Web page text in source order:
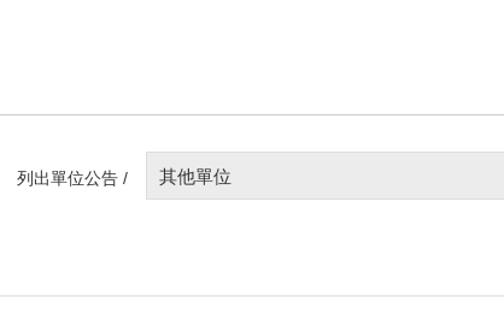
列出單位公告 / 其他單位